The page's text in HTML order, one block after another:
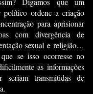
político ordene a criação
para aprisionar
com divergência de
sexual e religião…
se isso ocorresse no
as informações
seriam transmitidas de